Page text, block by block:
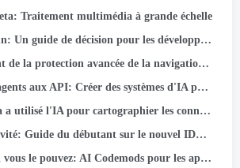
Traitement multimédia à grande échelle
Un guide de décision pour les développeurs
protection avancée de la navigation dans Messenger
des systèmes d'IA prêts pour la production avec Google ADK & API rapide
les connaissances tribales dans des pipelines de données à grande échelle
débutant sur le nouvel IDE agent (Étape par étape + Cas d'utilisation réel)
AI Codemods pour les applications Android sécurisées par défaut